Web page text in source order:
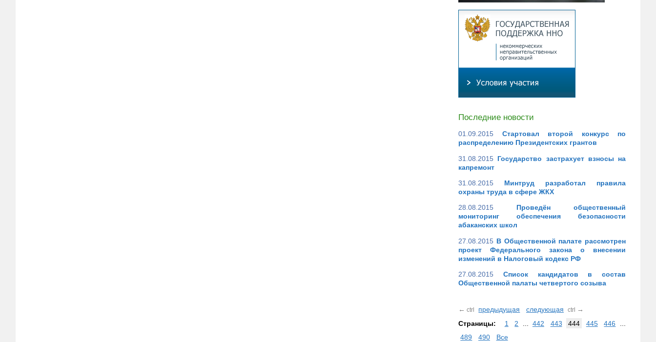
Последние новости
01.09.2015
Стартовал второй конкурс по
распределению Президентских грантов
31.08.2015 Государство застрахует взносы на
капремонт
31.08.2015
Минтруд разработал правила
охраны труда в сфере ЖКХ
28.08.2015
Проведён общественный
мониторинг обеспечения безопасности
абаканских школ
27.08.2015 В Общественной палате рассмотрен
проект Федерального закона о внесении
изменений в Налоговый кодекс РФ
27.08.2015
Список кандидатов в состав
Общественной палаты четвертого созыва
← ctrl предыдущая следующая ctrl →
Страницы:
1 2 442 443 444 445 446
489
490 Все